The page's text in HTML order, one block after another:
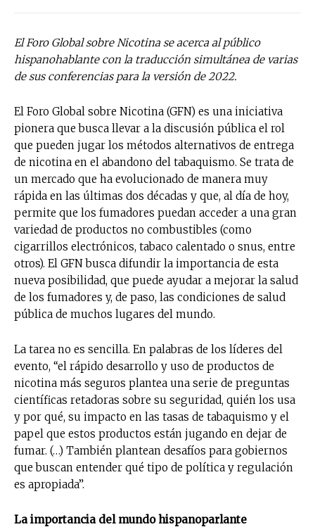
El Foro Global sobre Nicotina se acerca al público
hispanohablante con la traducción simultánea de varias
de sus conferencias para la versión de 2022.
El Foro Global sobre Nicotina (GFN) es una iniciativa
pionera que busca llevar a la discusión pública el rol
que pueden jugar los métodos alternativos de entrega
de nicotina en el abandono del tabaquismo. Se trata de
un mercado que ha evolucionado de manera muy
rápida en las últimas dos décadas y que, al día de hoy,
permite que los fumadores puedan acceder a una gran
variedad de productos no combustibles (como
cigarrillos electrónicos, tabaco calentado o snus, entre
otros). El GFN busca difundir la importancia de esta
nueva posibilidad, que puede ayudar a mejorar la salud
de los fumadores y, de paso, las condiciones de salud
pública de muchos lugares del mundo.
La tarea no es sencilla. En palabras de los líderes del
evento, “el rápido desarrollo y uso de productos de
nicotina más seguros plantea una serie de preguntas
científicas retadoras sobre su seguridad, quién los usa
y por qué, su impacto en las tasas de tabaquismo y el
papel que estos productos están jugando en dejar de
fumar. (…) También plantean desafíos para gobiernos
que buscan entender qué tipo de política y regulación
es apropiada”.
La importancia del mundo hispanoparlante